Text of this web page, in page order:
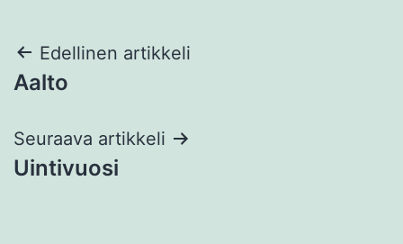
Artikkelien
selaus
Edellinen artikkeli
Aalto
Seuraava artikkeli
Uintivuosi